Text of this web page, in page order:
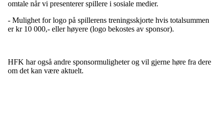
omtale når vi presenterer spillere i sosiale medier.
- Mulighet for logo på spillerens treningsskjorte hvis totalsummen
er kr 10 000,- eller høyere (logo bekostes av sponsor).
HFK har også andre sponsormuligheter og vil gjerne høre fra dere
om det kan være aktuelt.